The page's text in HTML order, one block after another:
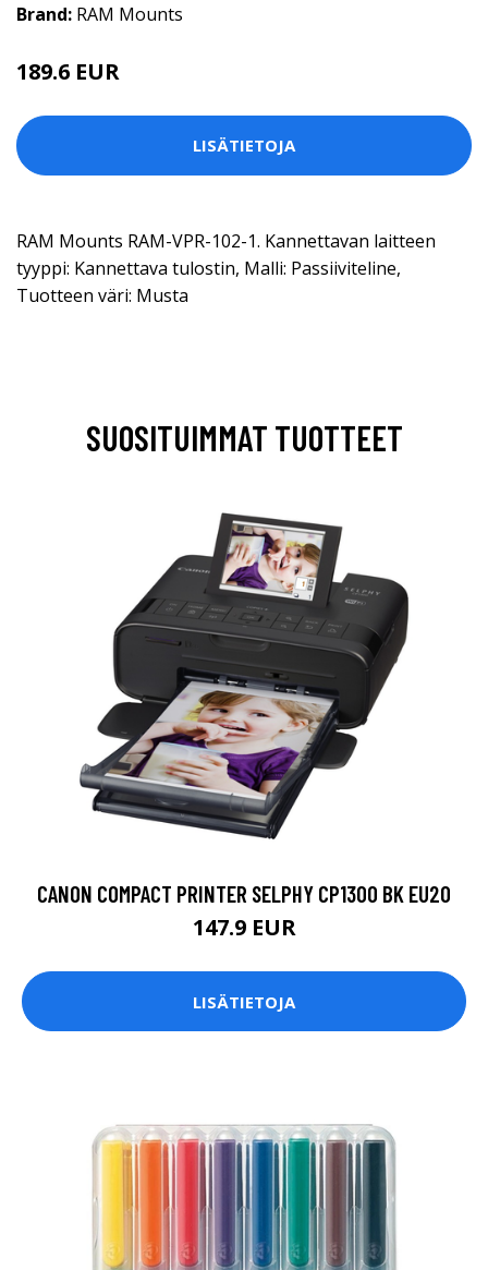
Brand: RAM Mounts
189.6 EUR
LISÄTIETOJA
RAM Mounts RAM-VPR-102-1. Kannettavan laitteen
tyyppi: Kannettava tulostin, Malli: Passiiviteline,
Tuotteen väri: Musta
SUOSITUIMMAT TUOTTEET
CANON COMPACT PRINTER SELPHY CP1300 BK EU20
147.9 EUR
LISÄTIETOJA